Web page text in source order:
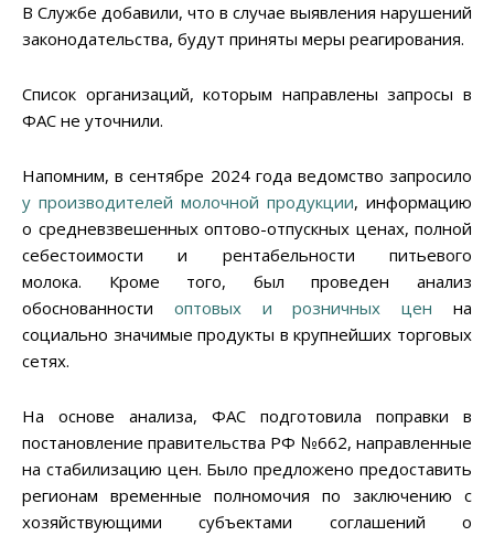
В Службе добавили, что в случае выявления нарушений
законодательства, будут приняты меры реагирования.
Список организаций, которым направлены запросы в
ФАС не уточнили.
Напомним, в сентябре 2024 года ведомство запросило
у производителей молочной продукции, информацию
о средневзвешенных оптово-отпускных ценах, полной
себестоимости и рентабельности питьевого
молока. Кроме того, был проведен анализ
обоснованности оптовых и розничных цен на
социально значимые продукты в крупнейших торговых
сетях.
На основе анализа, ФАС подготовила поправки в
постановление правительства РФ №662, направленные
на стабилизацию цен. Было предложено предоставить
регионам временные полномочия по заключению с
хозяйствующими субъектами соглашений о